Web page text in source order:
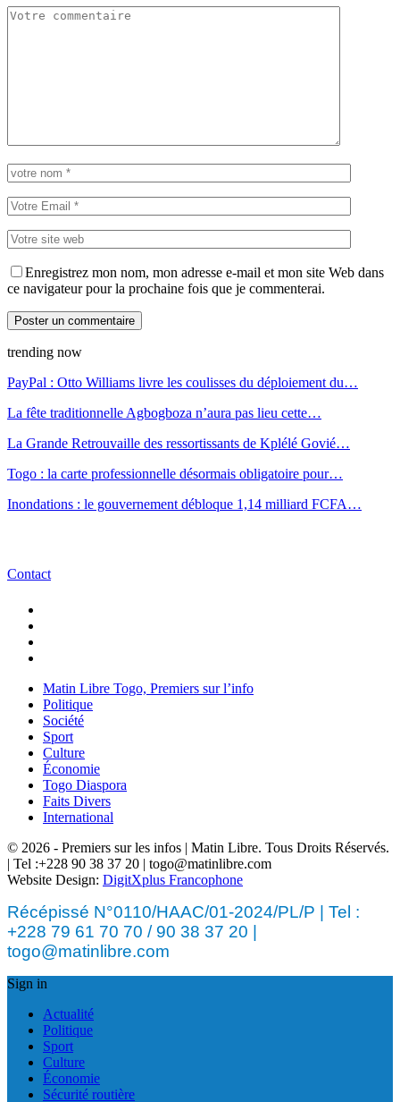
Enregistrez mon nom, mon adresse e-mail et mon site Web dans
ce navigateur pour la prochaine fois que je commenterai.
trending now
PayPal : Otto Williams livre les coulisses du déploiement du…
La fête traditionnelle Agbogboza n’aura pas lieu cette…
La Grande Retrouvaille des ressortissants de Kplélé Govié…
Togo : la carte professionnelle désormais obligatoire pour…
Inondations : le gouvernement débloque 1,14 milliard FCFA…
Contact
Matin Libre Togo, Premiers sur l’info
Politique
Société
Sport
Culture
Économie
Togo Diaspora
Faits Divers
International
© 2026 - Premiers sur les infos | Matin Libre. Tous Droits Réservés.
| Tel :+228 90 38 37 20 | togo@matinlibre.com
Website Design: DigitXplus Francophone
Récépissé N°0110/HAAC/01-2024/PL/P | Tel :
+228 79 61 70 70 / 90 38 37 20 |
togo@matinlibre.com
Sign in
Actualité
Politique
Sport
Culture
Économie
Sécurité routière